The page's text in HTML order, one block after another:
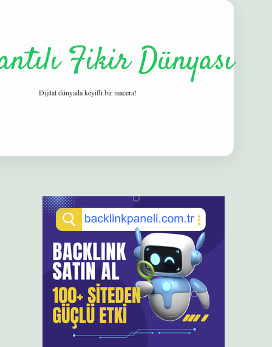
Fikir Dünyası
Dijital dünyada keyifli bir macera!